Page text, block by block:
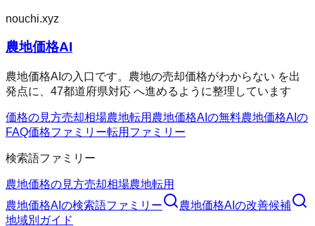
nouchi.xyz
農地価格AI
農地価格AIの入口です。農地の売却価格がわからない を出
発点に、47都道府県対応 へ進めるように整理しています
価格の見方売却相場農地転用 農地価格AIの無料農地価格AIの
FAQ価格ファミリー転用ファミリー
検索語ファミリー
農地価格の見方売却相場農地転用
農地価格AI の検索語ファミリー 農地価格AI の改善候補
地域別ガイド